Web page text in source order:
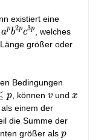
existiert eine
apb2pc3p
, welches
größer oder
Bedingungen
p, können v
v undx
x
einem der
die Summe der
größer als p
p